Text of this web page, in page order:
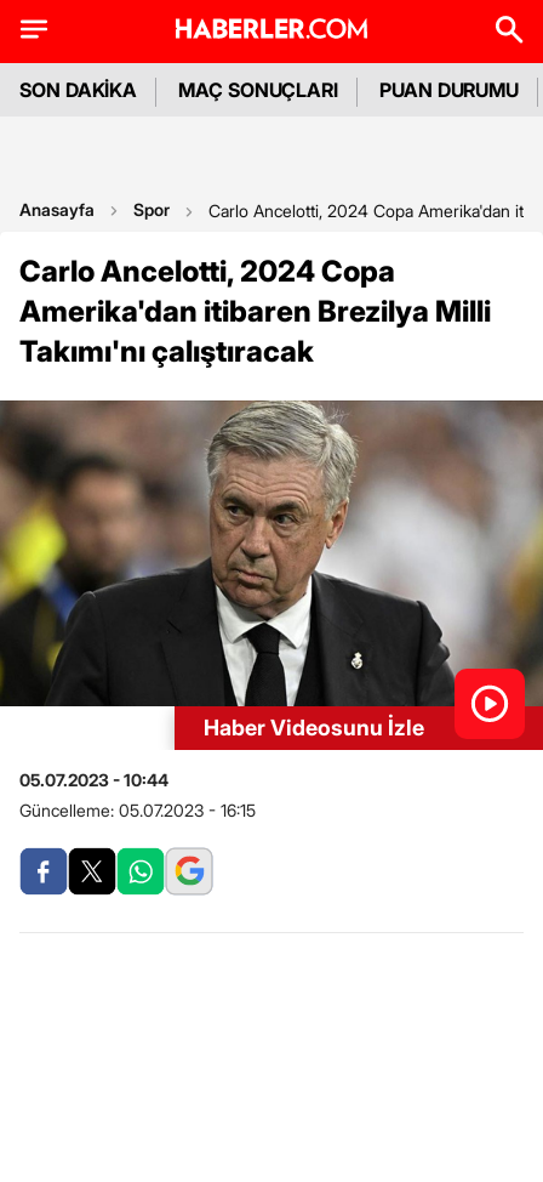
SON DAKİKA MAÇ SONUÇLARI PUAN DURUMU
Anasayfa Spor Carlo Ancelotti, 2024 Copa Amerika'dan
Carlo Ancelotti, 2024 Copa
Amerika'dan itibaren Brezilya Milli
Takımı'nı çalıştıracak
Haber Videosunu İzle
05.07.2023 - 10:44
Güncelleme: 05.07.2023 - 16:15